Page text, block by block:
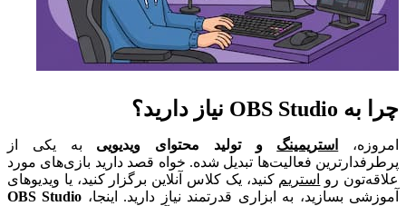
چرا به OBS Studio نیاز دارید؟
امروزه، استریمینگ و تولید محتوای ویدیویی به یکی از
پرطرفدارترین فعالیت‌ها تبدیل شده. خواه قصد دارید بازی‌های مورد
علاقه‌تون رو
استریم کنید، یک کلاس آنلاین برگزار کنید، یا ویدیوهای
آموزشی بسازید، به ابزاری قدرتمند نیاز دارید. اینجا، OBS Studio